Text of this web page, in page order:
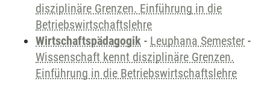
disziplinäre Grenzen. Einführung in die
Betriebswirtschaftslehre
Wirtschaftspädagogik - Leuphana Semester -
Wissenschaft kennt disziplinäre Grenzen.
Einführung in die Betriebswirtschaftslehre